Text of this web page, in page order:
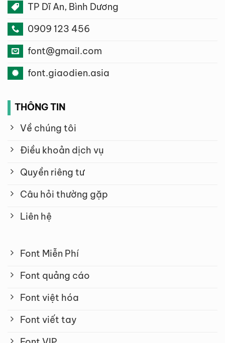
TP Dĩ An, Bình Dương
0909 123 456
font@gmail.com
font.giaodien.asia
THÔNG TIN
Về chúng tôi
Điều khoản dịch vụ
Quyền riêng tư
Câu hỏi thường gặp
Liên hệ
Font Miễn Phí
Font quảng cáo
Font việt hóa
Font viết tay